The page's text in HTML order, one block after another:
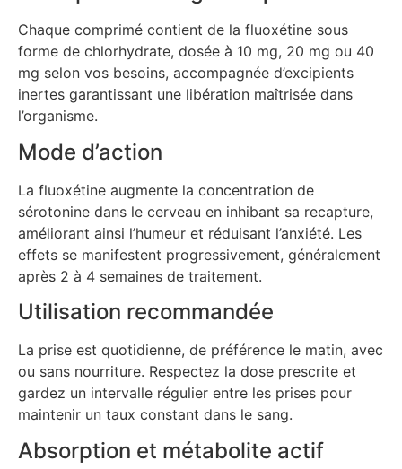
Chaque comprimé contient de la fluoxétine sous
forme de chlorhydrate, dosée à 10 mg, 20 mg ou 40
mg selon vos besoins, accompagnée d’excipients
inertes garantissant une libération maîtrisée dans
l’organisme.
Mode d’action
La fluoxétine augmente la concentration de
sérotonine dans le cerveau en inhibant sa recapture,
améliorant ainsi l’humeur et réduisant l’anxiété. Les
effets se manifestent progressivement, généralement
après 2 à 4 semaines de traitement.
Utilisation recommandée
La prise est quotidienne, de préférence le matin, avec
ou sans nourriture. Respectez la dose prescrite et
gardez un intervalle régulier entre les prises pour
maintenir un taux constant dans le sang.
Absorption et métabolite actif